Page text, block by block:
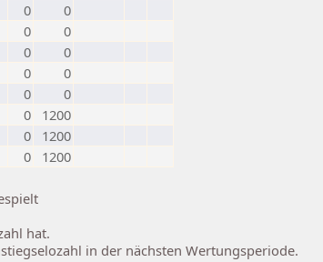
0
0
0
0
0
0
0
0
0
0
0
1200
0
1200
0
1200
hat.
in der nächsten Wertungsperiode.